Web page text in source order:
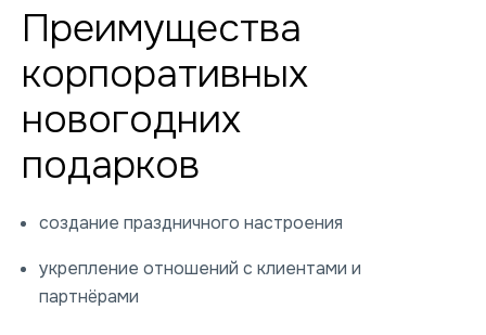
Преимущества
корпоративных
новогодних
подарков
создание праздничного настроения
укрепление отношений с клиентами и
партнёрами